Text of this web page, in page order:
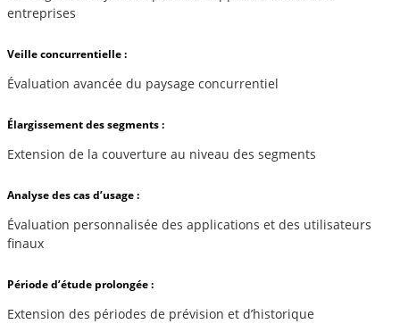
entreprises
Veille concurrentielle :
Évaluation avancée du paysage concurrentiel
Élargissement des segments :
Extension de la couverture au niveau des segments
Analyse des cas d’usage :
Évaluation personnalisée des applications et des utilisateurs
finaux
Période d’étude prolongée :
Extension des périodes de prévision et d’historique